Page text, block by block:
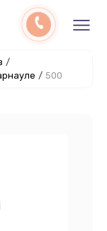
/
/ 500